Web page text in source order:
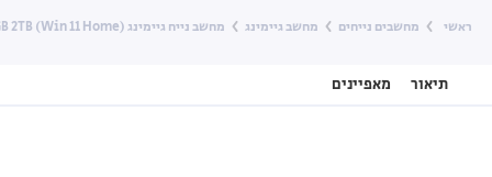
ראשי מחשבים נייחים מחשב גיימינג מחשב נייח גיימינג Lenovo Legion T5 30AGB10 Ryzen 9 7950X3D RTX 5070 Ti 64GB 2TB (Win 11 Home) — (שחור) Eclipse Black
תיאור מאפיינים